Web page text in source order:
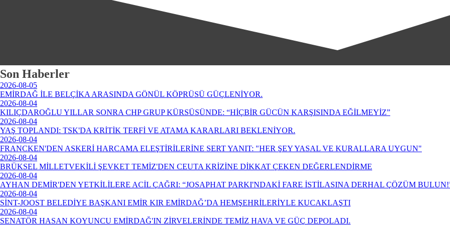
Son Haberler
2026-08-05
EMİRDAĞ İLE BELÇİKA ARASINDA GÖNÜL KÖPRÜSÜ GÜÇLENİYOR.
2026-08-04
KILIÇDAROĞLU YILLAR SONRA CHP GRUP KÜRSÜSÜNDE: “HİÇBİR GÜCÜN KARŞISINDA EĞİLMEYİZ”
2026-08-04
YAŞ TOPLANDI: TSK'DA KRİTİK TERFİ VE ATAMA KARARLARI BEKLENİYOR.
2026-08-04
FRANCKEN'DEN ASKERİ HARCAMA ELEŞTİRİLERİNE SERT YANIT: "HER ŞEY YASAL VE KURALLARA UYGUN"
2026-08-04
BRÜKSEL MİLLETVEKİLİ ŞEVKET TEMİZ'DEN CEUTA KRİZİNE DİKKAT ÇEKEN DEĞERLENDİRME
2026-08-04
AYHAN DEMİR'DEN YETKİLİLERE ACİL ÇAĞRI: “JOSAPHAT PARKI'NDAKİ FARE İSTİLASINA DERHAL ÇÖZÜM
2026-08-04
SİNT-JOOST BELEDİYE BAŞKANI EMİR KIR EMİRDAĞ’DA HEMŞEHRİLERİYLE KUCAKLAŞTI
2026-08-04
SENATÖR HASAN KOYUNCU EMİRDAĞ'IN ZİRVELERİNDE TEMİZ HAVA VE GÜÇ DEPOLADI.